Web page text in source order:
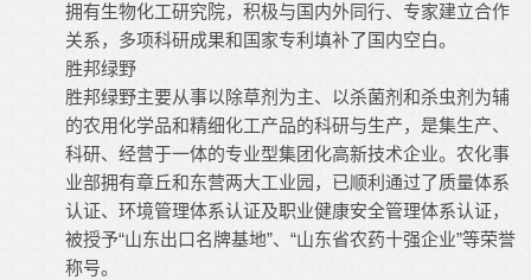
拥有生物化工研究院，积极与国内外同行、专家建立合作
关系，多项科研成果和国家专利填补了国内空白。
胜邦绿野
胜邦绿野主要从事以除草剂为主、以杀菌剂和杀虫剂为辅
的农用化学品和精细化工产品的科研与生产，是集生产、
科研、经营于一体的专业型集团化高新技术企业。农化事
业部拥有章丘和东营两大工业园，已顺利通过了质量体系
认证、环境管理体系认证及职业健康安全管理体系认证，
被授予“山东出口名牌基地”、“山东省农药十强企业”等荣誉
称号。